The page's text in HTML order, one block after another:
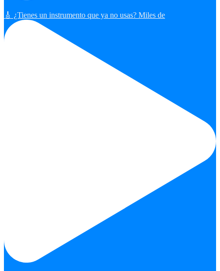
🎸 ¿Tienes un instrumento que ya no usas? Miles de